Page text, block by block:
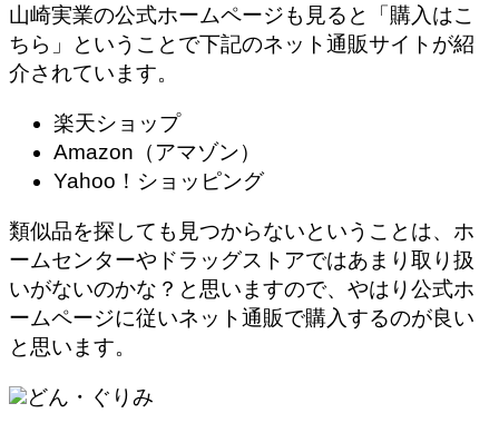
山崎実業の公式ホームページも見ると「購入はこ
ちら」ということで下記のネット通販サイトが紹
介されています。
楽天ショップ
Amazon（アマゾン）
Yahoo！ショッピング
類似品を探しても見つからないということは、ホ
ームセンターやドラッグストアではあまり取り扱
いがないのかな？と思いますので、やはり公式ホ
ームページに従いネット通販で購入するのが良い
と思います。
どん・ぐりみ